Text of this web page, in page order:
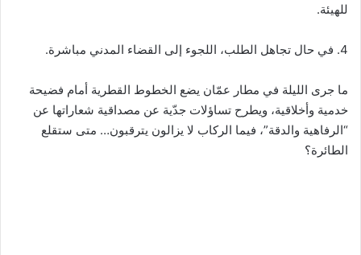
للهيئة.
4. في حال تجاهل الطلب، اللجوء إلى القضاء المدني مباشرة.
ما جرى الليلة في مطار عمّان يضع الخطوط القطرية أمام فضيحة
خدمية وأخلاقية، ويطرح تساؤلات جدّية عن مصداقية شعاراتها عن
“الرفاهية والدقة”، فيما الركاب لا يزالون يترقبون… متى ستقلع
الطائرة؟